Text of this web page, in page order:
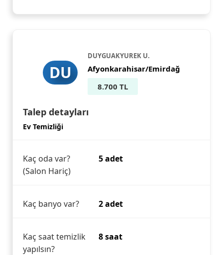
DU
DUYGUAKYUREK U.
Afyonkarahisar/Emirdağ
8.700 TL
Talep detayları
Ev Temizliği
Kaç oda var?
(Salon Hariç)
5 adet
Kaç banyo var? 2 adet
Kaç saat temizlik
yapılsın?
8 saat